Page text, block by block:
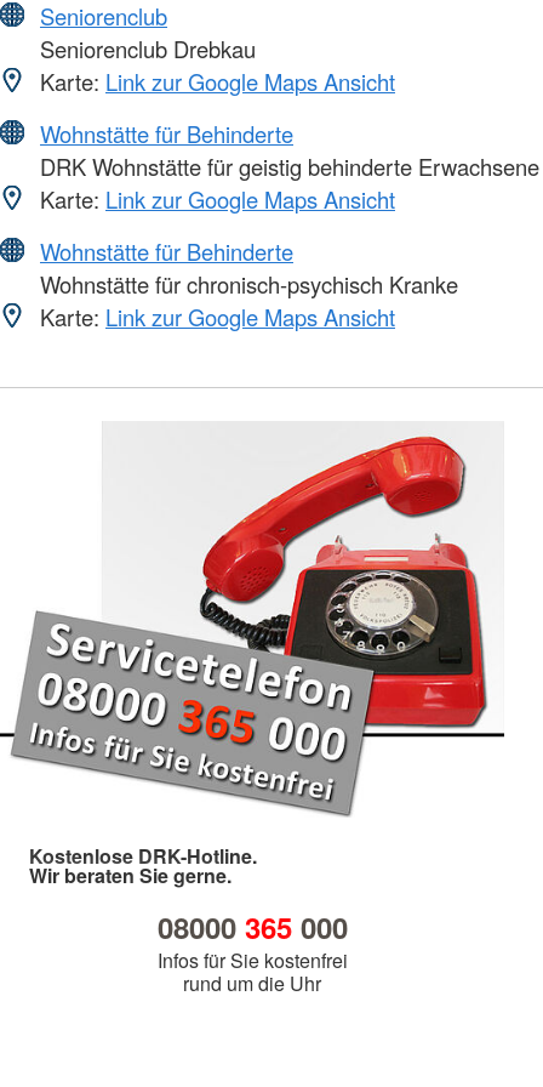
Seniorenclub
Seniorenclub Drebkau
Karte: Link zur Google Maps Ansicht
Wohnstätte für Behinderte
DRK Wohnstätte für geistig behinderte Erwachsene
Karte: Link zur Google Maps Ansicht
Wohnstätte für Behinderte
Wohnstätte für chronisch-psychisch Kranke
Karte: Link zur Google Maps Ansicht
Kostenlose DRK-Hotline.
Wir beraten Sie gerne.
08000 365000
Infos für Sie kostenfrei
rund um die Uhr